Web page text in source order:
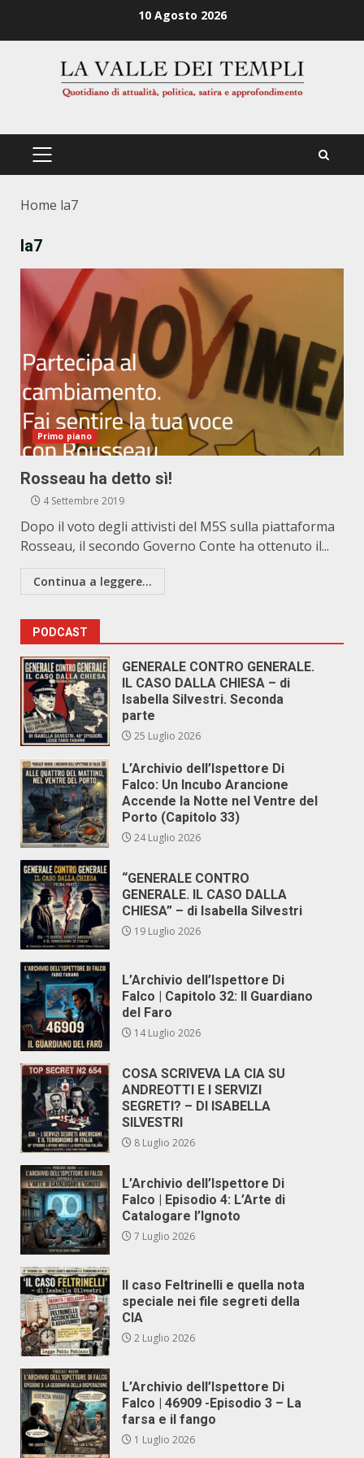
10 Agosto 2026
PRIMÄRES
Home la7
la7
Primo piano
Rosseau ha detto sì!
4 Settembre 2019
Dopo il voto degli attivisti del M5S sulla piattaforma
Rosseau, il secondo Governo Conte ha ottenuto il...
Continua a leggere...
PODCAST
GENERALE CONTRO GENERALE.
IL CASO DALLA CHIESA – di
Isabella Silvestri. Seconda
parte
25 Luglio 2026
L’Archivio dell’Ispettore Di
Falco: Un Incubo Arancione
Accende la Notte nel Ventre del
Porto (Capitolo 33)
24 Luglio 2026
“GENERALE CONTRO
GENERALE. IL CASO DALLA
CHIESA” – di Isabella Silvestri
19 Luglio 2026
L’Archivio dell’Ispettore Di
Falco | Capitolo 32: Il Guardiano
del Faro
14 Luglio 2026
COSA SCRIVEVA LA CIA SU
ANDREOTTI E I SERVIZI
SEGRETI? – DI ISABELLA
SILVESTRI
8 Luglio 2026
L’Archivio dell’Ispettore Di
Falco | Episodio 4: L’Arte di
Catalogare l’Ignoto
7 Luglio 2026
Il caso Feltrinelli e quella nota
speciale nei file segreti della
CIA
2 Luglio 2026
L’Archivio dell’Ispettore Di
Falco | 46909 -Episodio 3 – La
farsa e il fango
1 Luglio 2026